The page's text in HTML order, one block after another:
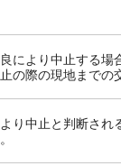
により中止する場
の際の現地までの
り中止と判断され